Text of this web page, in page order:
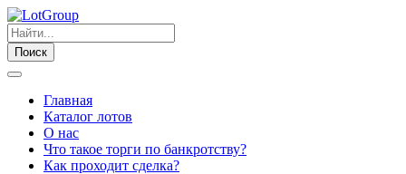
Поиск
Главная
Каталог лотов
О нас
Что такое торги по банкротству?
Как проходит сделка?